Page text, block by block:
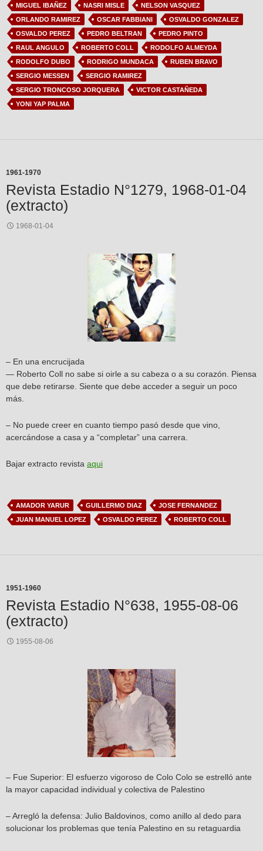
MIGUEL IBAÑEZ
NASRI MISLE
NELSON VASQUEZ
ORLANDO RAMIREZ
OSCAR FABBIANI
OSVALDO GONZALEZ
OSVALDO PEREZ
PEDRO BELTRAN
PEDRO PINTO
RAUL ANGULO
ROBERTO COLL
RODOLFO ALMEYDA
RODOLFO DUBO
RODRIGO MUNDACA
RUBEN BRAVO
SERGIO MESSEN
SERGIO RAMIREZ
SERGIO TRONCOSO JORQUERA
VICTOR CASTAÑEDA
YONI YAP PALMA
1961-1970
Revista Estadio N°1279, 1968-01-04
(extracto)
1968-01-04
– En una encrucijada
— Roberto Coll no sabe si oirle a su cabeza o a su corazón. Piensa
que debe retirarse. Siente que debe acceder a seguir un poco
más.
– No puede creer en cuanto tiempo pasó desde que vino,
acercándose a casa y a “completar” una carrera.
Bajar extracto revista aqui
AMADOR YARUR GUILLERMO DIAZ
JOSE FERNANDEZ
JUAN MANUEL LOPEZ
OSVALDO PEREZ ROBERTO COLL
1951-1960
Revista Estadio N°638, 1955-08-06
(extracto)
1955-08-06
– Fue Superior: El esfuerzo vigoroso de Colo Colo se estrelló ante
la mayor capacidad individual y colectiva de Palestino
– Arregló la defensa: Julio Baldovinos, como anillo al dedo para
solucionar los problemas que tenía Palestino en su retaguardia